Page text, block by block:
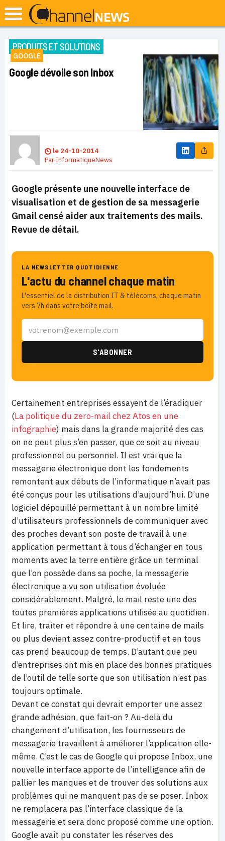
PRODUITS ET SOLUTIONS
GOOGLE
Google dévoile son Inbox
le 24-10-2014
ParInformatiqueNews
Google présente une nouvelle interface de
visualisation et de gestion de sa messagerie
Gmail censé aider aux traitements des mails.
Revue de détail.
LA NEWSLETTER QUOTIDIENNE
L'actu du channel chaque matin
L'essentiel de la distribution IT & télécoms, chaque matin
vers 7h dans votre boîte mail.
Certainement entreprises essayent de l’éradiquer
(La politique du zero-mail chez Atos en une
infographie) mais dans la grande majorité des cas
on ne peut plus s’en passer, que ce soit au niveau
professionnel ou personnel. Il est vrai que la
messagerie électronique dont les fondements
remontent aux débuts de l’informatique n’avait pas
été conçus pour les utilisations d’aujourd’hui. D’une
logiciel dépouillé permettant à un nombre limité
d’utilisateurs professionnels de communiquer avec
des proches devant son poste de travail à une
application permettant à tous d’échanger en tous
moments avec la terre entière grâce un terminal
que l’on possède dans sa poche, la messagerie
électronique a vu son utilisation évoluée
considérablement. Malgré, le mail reste une des
toutes premières applications utilisée au quotidien.
Et lire, traiter et répondre à une centaine de mails
ou plus devient assez contre-productif et en tous
cas prend beaucoup de temps. D’autant que peu
d’entreprises ont mis en place des bonnes pratiques
de l’outil de telle sorte que son utilisation n’est pas
toujours optimale.
Devant ce constat qui devrait emporter une assez
grande adhésion, que fait-on ? Au-delà du
changement d’utilisation, les fournisseurs de
messagerie travaillent à améliorer l’application elle-
même. C’est le cas de Google qui propose Inbox, une
nouvelle interface apporte de l’intelligence afin de
pallier les manques et de trouver des solutions aux
problèmes qui ne manquent pas de se poser. Inbox
ne remplacera pas l’interface classique de la
messagerie et sera donc proposé comme une option.
Google avait pu constater les réserves des